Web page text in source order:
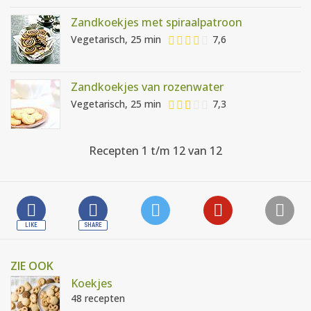
Zandkoekjes met spiraalpatroon
Vegetarisch, 25 min 7,6
Zandkoekjes van rozenwater
Vegetarisch, 25 min 7,3
Recepten 1 t/m 12 van 12
ZIE OOK
Koekjes
48 recepten